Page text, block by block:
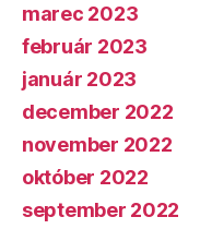
marec 2023
február 2023
január 2023
december 2022
november 2022
október 2022
september 2022